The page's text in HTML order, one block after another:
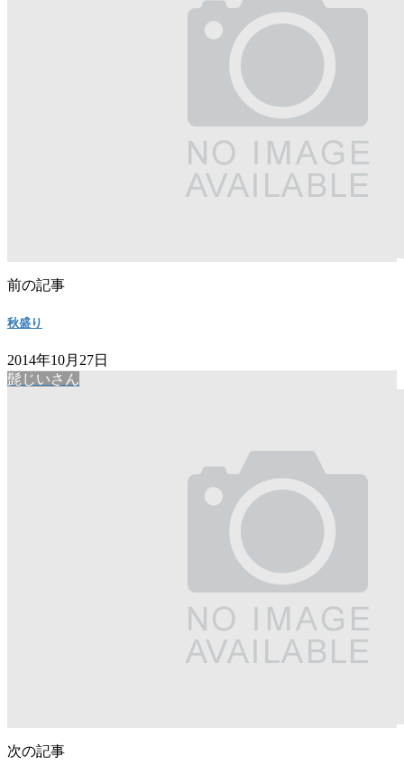
前の記事
秋盛り
2014年10月27日
髭じいさん
次の記事